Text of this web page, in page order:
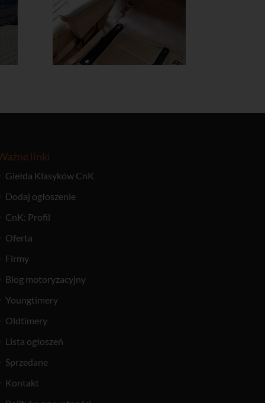
linki
Giełda Klasyków CnK
Dodaj ogłoszenie
CnK: Profil
Oferta
Firmy
Blog motoryzacyjny
Youngtimery
Oldtimery
Lista ogłoszeń
Sprzedane
Kontakt